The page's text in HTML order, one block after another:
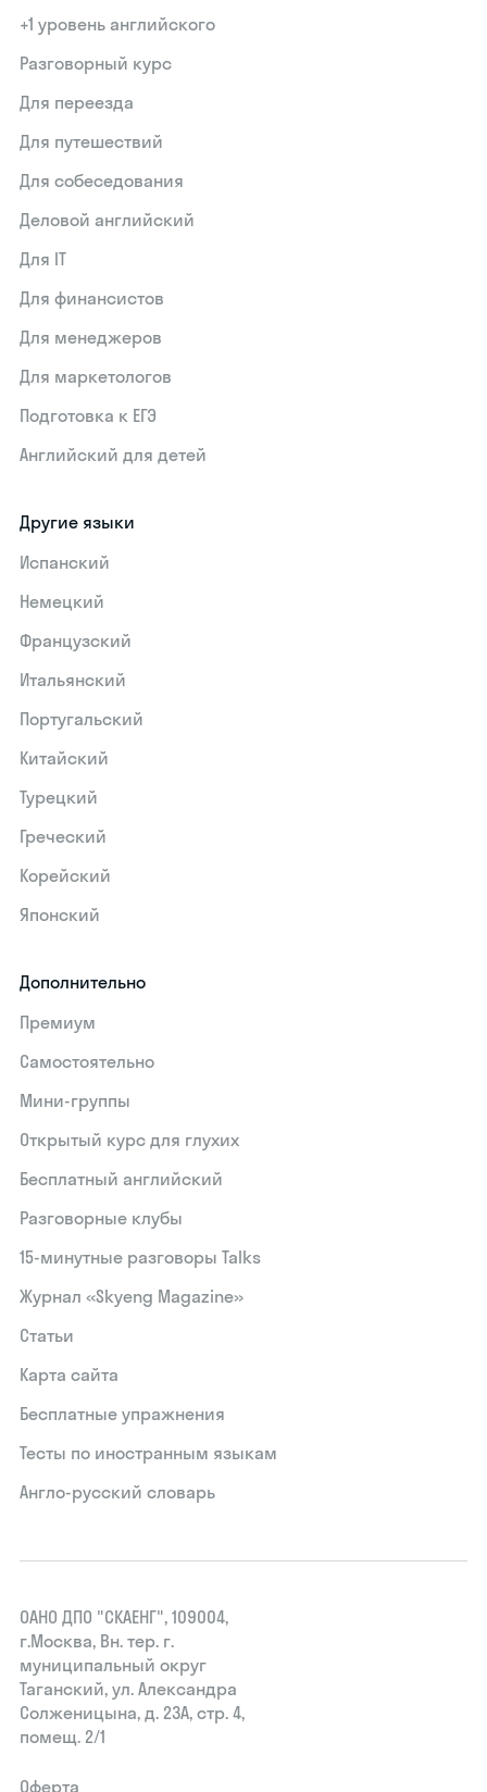
+1 уровень английского
Разговорный курс
Для переезда
Для путешествий
Для собеседования
Деловой английский
Для IT
Для финансистов
Для менеджеров
Для маркетологов
Подготовка к ЕГЭ
Английский для детей
Другие языки
Испанский
Немецкий
Французский
Итальянский
Португальский
Китайский
Турецкий
Греческий
Корейский
Японский
Дополнительно
Премиум
Самостоятельно
Мини-группы
Открытый курс для глухих
Бесплатный английский
Разговорные клубы
15‑минутные разговоры Talks
Журнал «Skyeng Magazine»
Статьи
Карта сайта
Бесплатные упражнения
Тесты по иностранным языкам
Англо-русский словарь
ОАНО ДПО "СКАЕНГ", 109004,
г.Москва, Вн. тер. г.
муниципальный округ
Таганский, ул. Александра
Солженицына, д. 23А, стр. 4,
помещ. 2/1
Оферта